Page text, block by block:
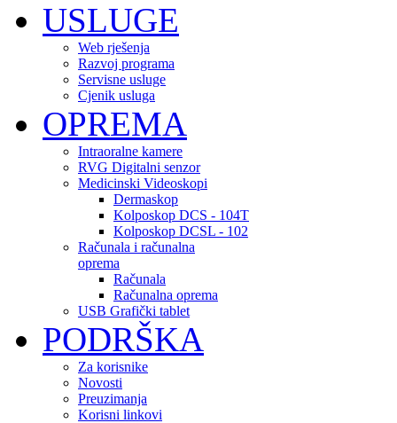
USLUGE
Web rješenja
Razvoj programa
Servisne usluge
Cjenik usluga
OPREMA
Intraoralne kamere
RVG Digitalni senzor
Medicinski Videoskopi
Dermaskop
Kolposkop DCS - 104T
Kolposkop DCSL - 102
Računala i računalna
oprema
Računala
Računalna oprema
USB Grafički tablet
PODRŠKA
Za korisnike
Novosti
Preuzimanja
Korisni linkovi